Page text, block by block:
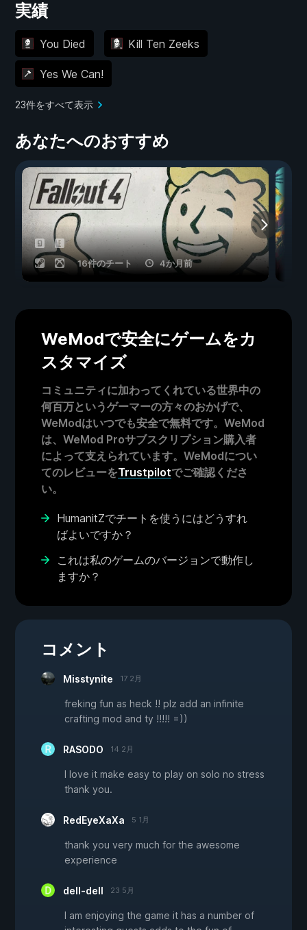
実績
You Died Kill Ten Zeeks
Yes We Can!
23件をすべて表示
あなたへのおすすめ
16件のチート 4か月前
WeModで安全にゲームをカ
スタマイズ
コミュニティに加わってくれている世界中の
何百万というゲーマーの方々のおかげで、
WeModはいつでも安全で無料です。WeMod
は、WeMod Proサブスクリプション購入者
によって支えられています。WeModについ
てのレビューをTrustpilotでご確認くださ
い。
HumanitZでチートを使うにはどうすれ
ばよいですか？
これは私のゲームのバージョンで動作し
ますか？
コメント
Misstynite 17 2月
freking fun as heck !! plz add an infinite
crafting mod and ty !!!!! =))
RASODO 14 2月
I love it make easy to play on solo no stress
thank you.
RedEyeXaXa 5 1月
thank you very much for the awesome
experience
dell-dell 23 5月
I am enjoying the game it has a number of